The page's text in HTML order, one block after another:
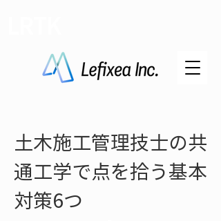
土木施工管理技士の共
通工学で点を拾う基本
対策6つ